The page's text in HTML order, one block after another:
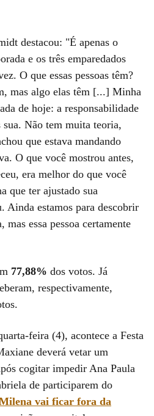
destacou: "É apenas o
e os três emparedados
O que essas pessoas têm?
mas algo elas têm [...] Minha
de hoje: a responsabilidade
sua. Não tem muita teoria,
que estava mandando
O que você mostrou antes,
era melhor do que você
que ter ajustado sua
Ainda estamos para descobrir
mas essa pessoa certamente
77,88% dos votos. Já
respectivamente,
feira (4), acontece a Festa
deverá vetar um
cogitar impedir Ana Paula
de participarem do
vai ficar fora da